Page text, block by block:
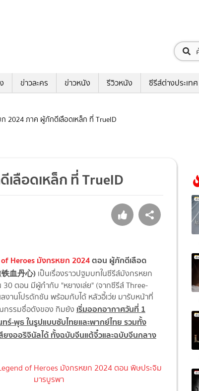
ข่าวละคร ข่าวหนัง รีวิวหนัง ซีรีส์ต่างประเทศ
2024 ภาค ผู้ภักดีเลือดเหล็ก ที่ TrueID
ลือดเหล็ก ที่ TrueID
Heroes มังกรหยก 2024ตอน ผู้ภักดีเลือด
血丹心) เป็นเรื่องราวปฐมบทในซีรีส์มังกรหยก
30 ตอน มีผู้กำกับ "หยางเล่ย" (จากซีรีส์ Three-
งานโปรดักชัน พร้อมกับได้ หลัวอี้เว่ย มารับหน้าที่
รรมชื่อดังของ กิมย้ง เริ่มออกอากาศวันที่ 1
ร์-พุธ ในรูปแบบซับไทยและพากย์ไทย รวมทั้ง
ยงออริจินัลได้ ทั้งฉบับจีนแต้จิ๋วและฉบับจีนกลาง
of Heroes มังกรหยก 2024 ตอน พิษประจิม
มารบูรพา